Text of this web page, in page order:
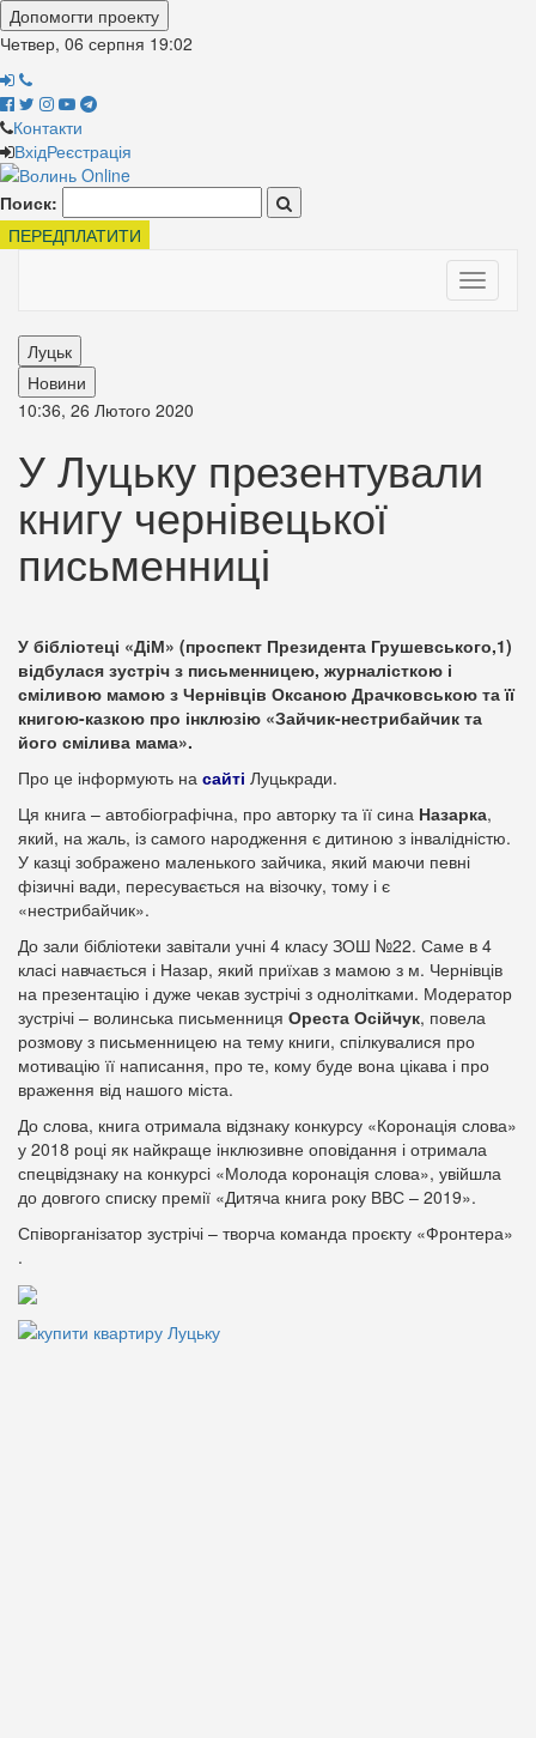
Допомогти проекту
Четвер, 06 серпня 19:02
Контакти
ВхідРеєстрація
Поиск:
ПЕРЕДПЛАТИТИ
Toggle
Луцьк
Новини
10:36, 26 Лютого 2020
У Луцьку презентували
книгу чернівецької
письменниці
У бібліотеці «ДіМ» (проспект Президента Грушевського,1)
відбулася зустріч з письменницею, журналісткою і
сміливою мамою з Чернівців Оксаною Драчковською та її
книгою-казкою про інклюзію «Зайчик-нестрибайчик та
його смілива мама».
Про це інформують на сайті Луцькради.
Ця книга – автобіографічна, про авторку та її сина Назарка,
який, на жаль, із самого народження є дитиною з інвалідністю.
У казці зображено маленького зайчика, який маючи певні
фізичні вади, пересувається на візочку, тому і є
«нестрибайчик».
До зали бібліотеки завітали учні 4 класу ЗОШ №22. Саме в 4
класі навчається і Назар, який приїхав з мамою з м. Чернівців
на презентацію і дуже чекав зустрічі з однолітками. Модератор
зустрічі – волинська письменниця Ореста Осійчук, повела
розмову з письменницею на тему книги, спілкувалися про
мотивацію її написання, про те, кому буде вона цікава і про
враження від нашого міста.
До слова, книга отримала відзнаку конкурсу «Коронація слова»
у 2018 році як найкраще інклюзивне оповідання і отримала
спецвідзнаку на конкурсі «Молода коронація слова», увійшла
до довгого списку премії «Дитяча книга року ВВС – 2019».
Співорганізатор зустрічі – творча команда проєкту «Фронтера»
.